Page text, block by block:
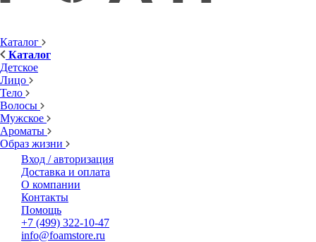
Каталог
Каталог
Детское
Лицо
Тело
Волосы
Мужское
Ароматы
Образ жизни
Вход / авторизация
Доставка и оплата
О компании
Контакты
Помощь
+7 (499) 322-10-47
info@foamstore.ru